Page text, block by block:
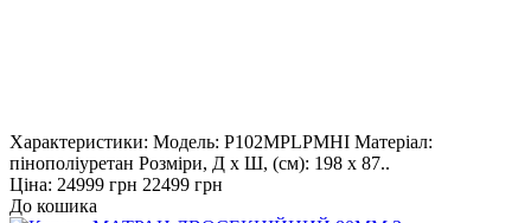
Характеристики: Модель: P102MPLPMHI Матеріал:
пінополіуретан Розміри, Д х Ш, (см): 198 х 87..
Ціна: 24999 грн 22499 грн
До кошика